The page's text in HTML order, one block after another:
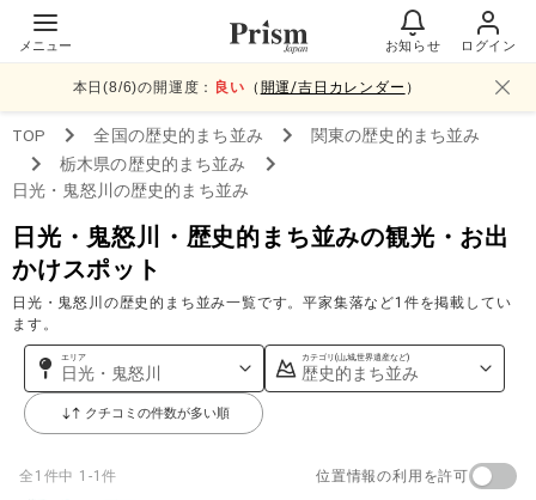
メニュー お知らせ ログイン
本日(8/6)の開運度： 良い （ 開運/吉日カレンダー ）
TOP 全国の歴史的まち並み 関東の歴史的まち並み
栃木県の歴史的まち並み
日光・鬼怒川 の歴史的まち並み
日光・鬼怒川・歴史的まち並みの観光・お出
かけスポット
日光・鬼怒川の歴史的まち並み一覧です。平家集落など1件を掲載してい
ます。
エリア
日光・鬼怒川
カテゴリ(山,城,世界遺産など)
歴史的まち並み
クチコミの件数が多い順
全 1 件中 1-1件 位置情報の利用を許可